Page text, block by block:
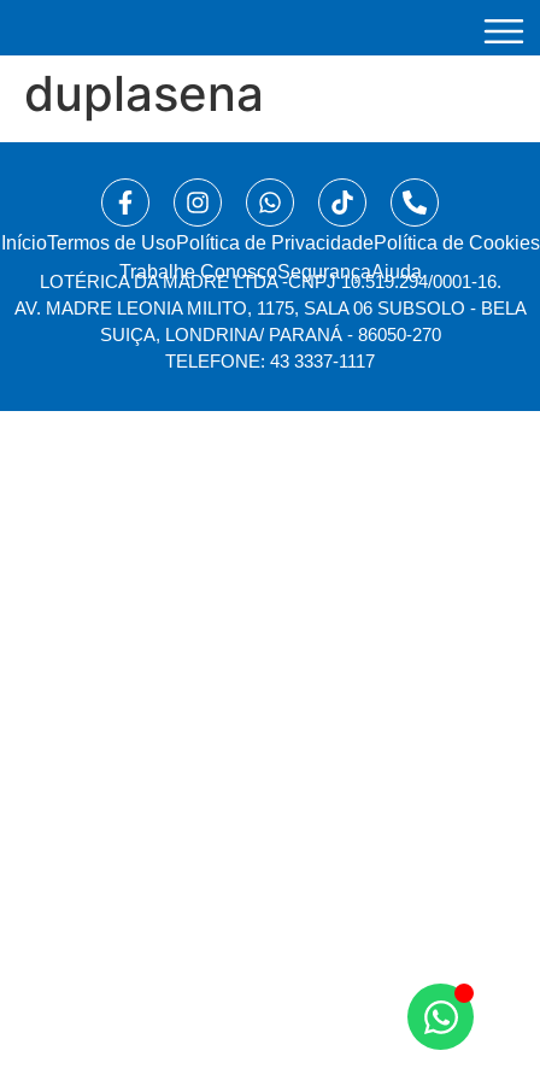
duplasena
Início⁠Termos de UsoPolítica de PrivacidadePolítica de Cookies
Trabalhe ConoscoSegurançaAjuda
LOTÉRICA DA MADRE LTDA -CNPJ 10.519.294/0001-16.
AV. MADRE LEONIA MILITO, 1175, SALA 06 SUBSOLO - BELA
SUIÇA, LONDRINA/ PARANÁ - 86050-270
TELEFONE: 43 3337-1117